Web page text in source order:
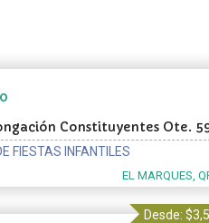
Constituyentes Ote.
FIESTAS INFANTILES
EL MARQUES,
Desde: